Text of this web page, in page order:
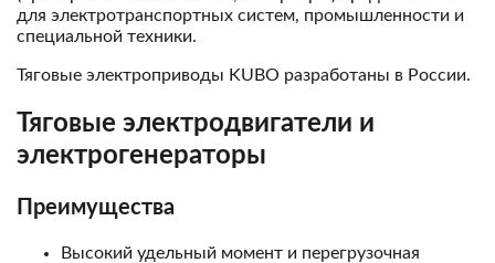
для электротранспортных систем, промышленности и
специальной техники.
Тяговые электроприводы KUBO разработаны в России.
Тяговые электродвигатели и
электрогенераторы
Преимущества
Высокий удельный момент и перегрузочная